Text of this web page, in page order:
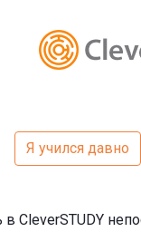
Я учился давно
CleverSTUDY